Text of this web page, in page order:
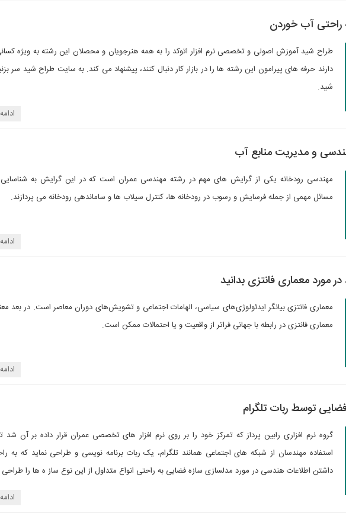
راحتی آب خوردن
طراح شید آموزش اصولی و تخصصی نرم افزار اتوکد را به همه هنرجویان و محصلان این رشته به ویژه
دارند حرفه های پیرامون این رشته ها را در بازار کار دنبال کنند، پیشنهاد می کند. به سایت طراح شید سر
شید.
و مدیریت منابع آب
مهندسی رودخانه یکی از گرایش های مهم در رشته مهندسی عمران است که در این گرایش به شناسایی
مسائل مهمی از جمله فرسایش و رسوب در رودخانه ها، کنترل سیلاب ها و ساماندهی رودخانه می پردازند.
مورد معماری فانتزی بدانید
معماری فانتزی بیانگر ایدئولوژی‌های سیاسی، الهامات اجتماعی و تشویش‌های دوران معاصر است. در بعد
معماری فانتزی در رابطه با جهانی فراتر از واقعیت و یا احتمالات ممکن است.
توسط ربات تلگرام
گروه نرم افزاری رابین پرداز که تمرکز خود را بر روی نرم افزار های تخصصی عمران قرار داده بر آن
استفاده مهندسان از شبکه های اجتماعی همانند تلگرام، یک ربات برنامه نویسی و طراحی نماید که به
داشتن اطلاعات هندسی در مورد مدلسازی سازه فضایی به راحتی انواع متداول از این نوع ساز ه ها را